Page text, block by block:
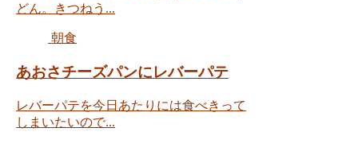
どん。きつねう...
朝食
あおさチーズパンにレバーパテ
レバーパテを今日あたりには食べきって
しまいたいので...